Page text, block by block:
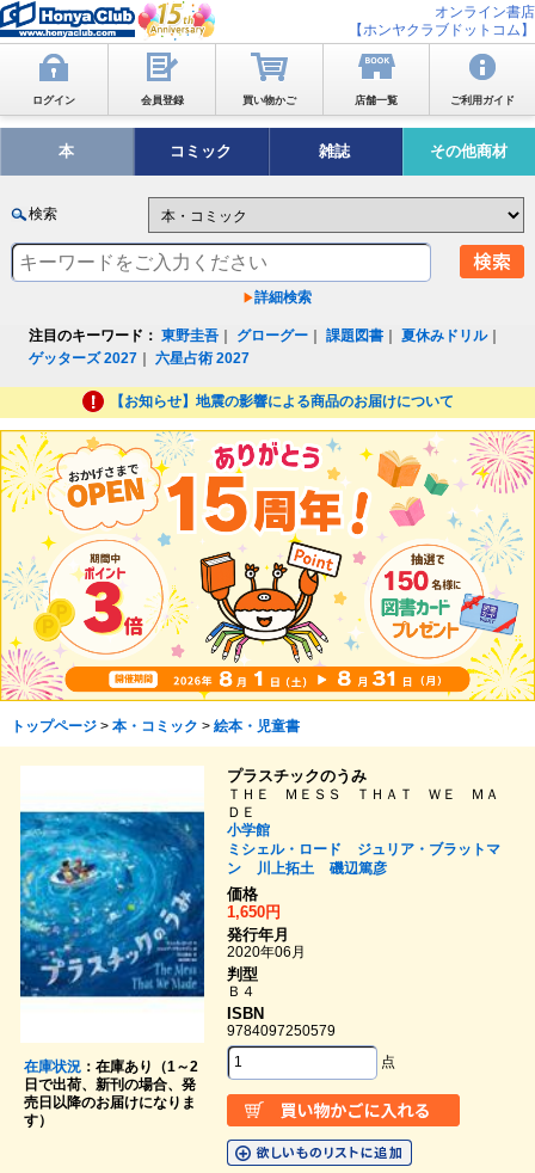
オンライン書店
【ホンヤクラブドットコム】
ログイン 会員登録 買い物かご 店舗一覧 ご利用ガイド
本 コミック 雑誌 その他商材
検索
詳細検索
注目のキーワード： 東野圭吾 グローグー ｜課題図書 ｜夏休みドリル｜
ゲッターズ 2027 ｜六星占術 2027
【お知らせ】地震の影響による商品のお届けについて
トップページ> 本・コミック > 絵本・児童書
在庫状況：在庫あり（1～2
日で出荷、新刊の場合、発
売日以降のお届けになりま
す）
プラスチックのうみ
ＴＨＥ ＭＥＳＳ ＴＨＡＴ ＷＥ ＭＡ
ＤＥ
小学館
ミシェル・ロード
ジュリア・ブラットマ
ン
川上拓土
磯辺篤彦
価格
1,650円
発行年月
2020年06月
判型
Ｂ４
ISBN
9784097250579
点